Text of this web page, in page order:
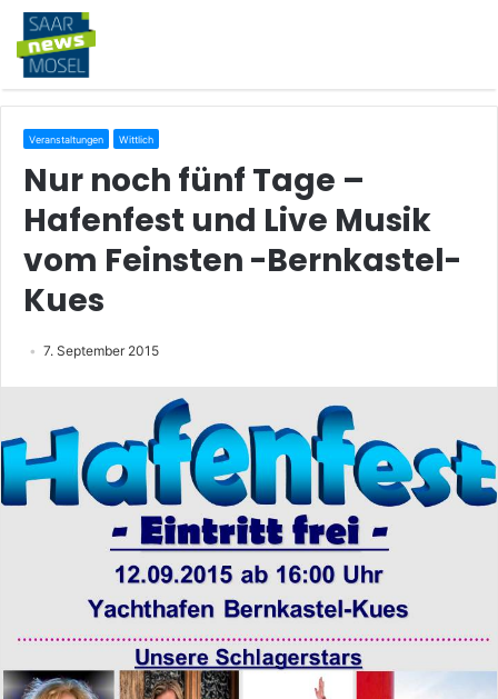
Veranstaltungen Wittlich
Nur noch fünf Tage –
Hafenfest und Live Musik
vom Feinsten -Bernkastel-
Kues
7. September 2015